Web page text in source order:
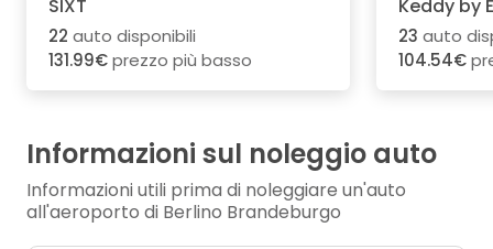
SIXT
22 auto disponibili
131.99€prezzo più basso
Keddy by
23 auto
104.54€
Informazioni sul noleggio auto
Informazioni utili prima di noleggiare un'auto
all'aeroporto di Berlino Brandeburgo